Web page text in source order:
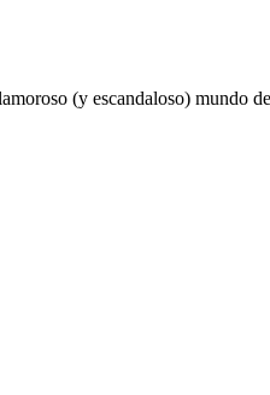
(y escandaloso) mundo